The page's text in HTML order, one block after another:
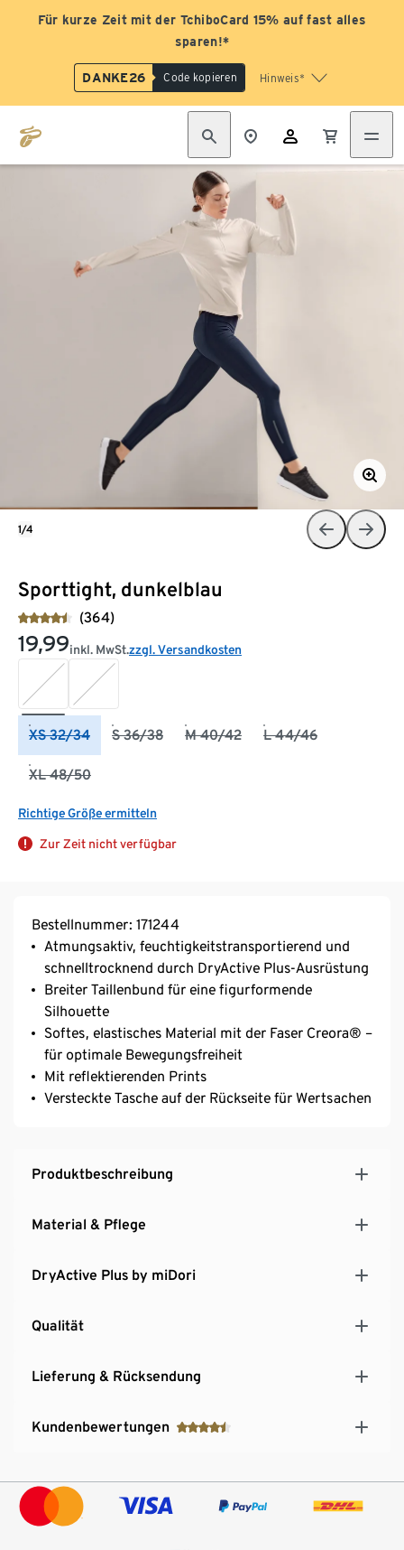
Für kurze Zeit mit der TchiboCard 15% auf fast alles
sparen!*
DANKE26 Code kopieren Hinweis*
Sporttight, dunkelblau
(364)
19,99inkl. MwSt.zzgl. Versandkosten
XS 32/34 S 36/38 M 40/42 L 44/46
XL 48/50
Richtige Größe ermitteln
Zur Zeit nicht verfügbar
1/4
Bestellnummer: 171244
Atmungsaktiv, feuchtigkeitstransportierend und
schnelltrocknend durch DryActive Plus-Ausrüstung
Breiter Taillenbund für eine figurformende
Silhouette
Softes, elastisches Material mit der Faser Creora® –
für optimale Bewegungsfreiheit
Mit reflektierenden Prints
Versteckte Tasche auf der Rückseite für Wertsachen
Produktbeschreibung
Material & Pflege
DryActive Plus by miDori
Qualität
Lieferung & Rücksendung
Kundenbewertungen